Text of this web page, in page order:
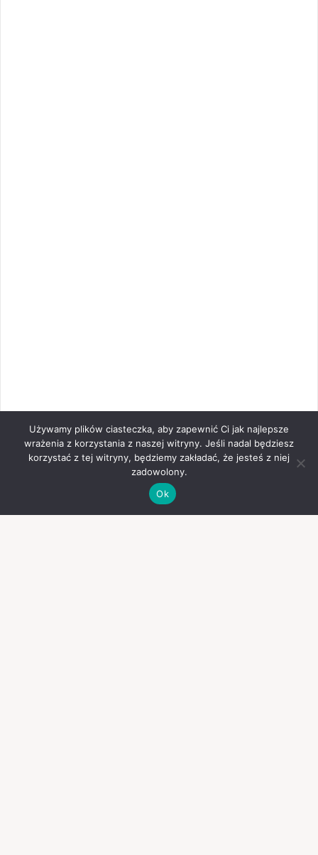
Używamy plików ciasteczka, aby zapewnić Ci jak najlepsze
wrażenia z korzystania z naszej witryny. Jeśli nadal będziesz
korzystać z tej witryny, będziemy zakładać, że jesteś z niej
zadowolony.
Ok